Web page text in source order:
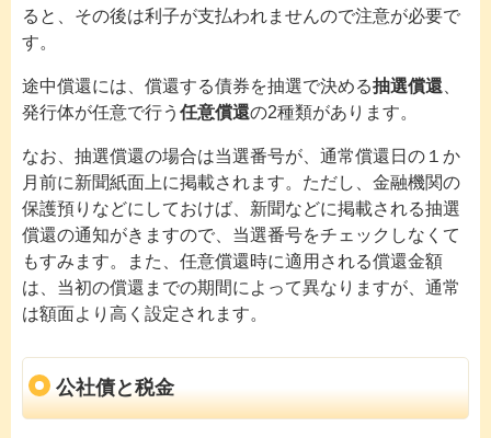
ると、その後は利子が支払われませんので注意が必要で
す。
途中償還には、償還する債券を抽選で決める抽選償還
発行体が任意で行う 任意償還の2種類があります。
なお、抽選償還の場合は当選番号が、通常償還日の１か
月前に新聞紙面上に掲載されます。ただし、金融機関の
保護預りなどにしておけば、新聞などに掲載される抽選
償還の通知がきますので、当選番号をチェックしなくて
もすみます。また、任意償還時に適用される償還金額
は、当初の償還までの期間によって異なりますが、通常
は額面より高く設定されます。
公社債と税金